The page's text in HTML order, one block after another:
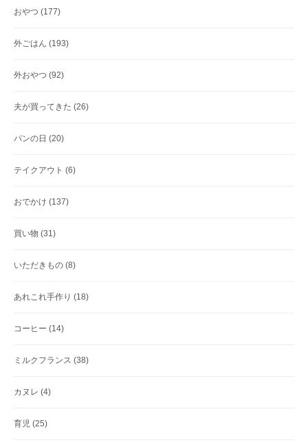
おやつ (177)
外ごはん (193)
外おやつ (92)
夫が買ってきた (26)
パンの日 (20)
テイクアウト (6)
おでかけ (137)
買い物 (31)
いただきもの (8)
あれこれ手作り (18)
コーヒー (14)
ミルクフランス (38)
カヌレ (4)
育児 (25)